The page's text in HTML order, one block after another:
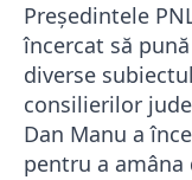
Președintele
încercat să
diverse
consilierilor
Dan Manu a
pentru a